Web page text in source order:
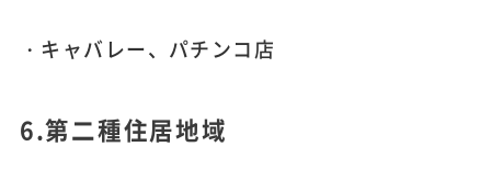
・キャバレー、パチンコ店
6.第二種住居地域